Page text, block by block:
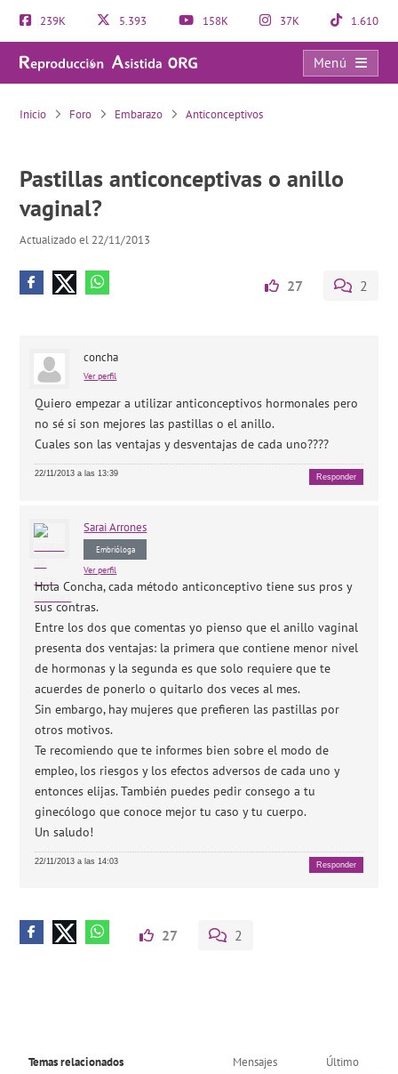
239K 5.393 158K 37K 1.610
Menú
Pastillas anticonceptivas o anillo vaginal?
Inicio Foro Embarazo Anticonceptivos
Pastillas anticonceptivas o anillo
vaginal?
Actualizado el 22/11/2013
27 2
concha
Ver perfil
Quiero empezar a utilizar anticonceptivos hormonales pero
no sé si son mejores las pastillas o el anillo.
Cuales son las ventajas y desventajas de cada uno????
22/11/2013 a las 13:39 Responder
Sarai Arrones
Embrióloga
Ver perfil
Hola Concha, cada método anticonceptivo tiene sus pros y
sus contras.
Entre los dos que comentas yo pienso que el anillo vaginal
presenta dos ventajas: la primera que contiene menor nivel
de hormonas y la segunda es que solo requiere que te
acuerdes de ponerlo o quitarlo dos veces al mes.
Sin embargo, hay mujeres que prefieren las pastillas por
otros motivos.
Te recomiendo que te informes bien sobre el modo de
empleo, los riesgos y los efectos adversos de cada uno y
entonces elijas. También puedes pedir consego a tu
ginecólogo que conoce mejor tu caso y tu cuerpo.
Un saludo!
22/11/2013 a las 14:03 Responder
27 2
Temas relacionados Mensajes
Último